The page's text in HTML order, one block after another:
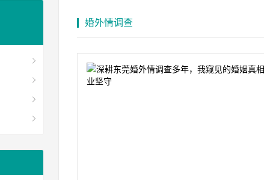
婚外情调查